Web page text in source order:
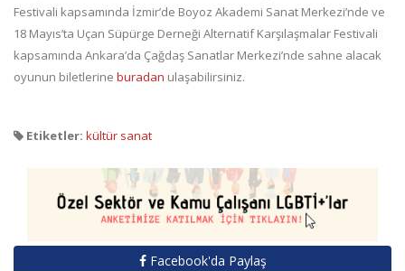
Festivali kapsamında İzmir’de Boyoz Akademi Sanat Merkezi’nde ve
18 Mayıs’ta Uçan Süpürge Derneği Alternatif Karşılaşmalar Festivali
kapsamında Ankara’da Çağdaş Sanatlar Merkezi’nde sahne alacak
oyunun biletlerine buradan ulaşabilirsiniz.
Etiketler: kültür sanat
Facebook'da Paylaş